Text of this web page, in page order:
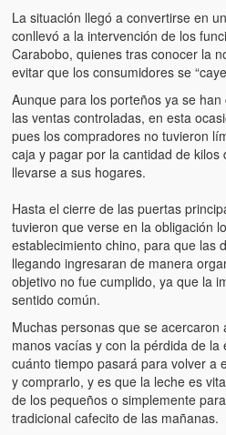
Radio Emisoras y canales de
de Chávez hasta el 2009
Victimas del 11 de abril de 2002
Víctimas del régimen dictatorial
poder hasta el 31 de diciembre
Víctimas inocentes de la
1992
¡¡¡Miserable traidor, mira a tu
your country!!!)
Fotos
Cuentos
Videos
Chistes
La situación llegó a convertirse en
conllevó a la intervención de los
Carabobo, quienes tras conocer la
evitar que los consumidores se
Aunque para los porteños ya se
las ventas controladas, en esta
pues los compradores no tuvieron
caja y pagar por la cantidad de kilos
llevarse a sus hogares.
Hasta el cierre de las puertas
tuvieron que verse en la obligación
establecimiento chino, para que las
llegando ingresaran de manera
objetivo no fue cumplido, ya que la
sentido común.
Muchas personas que se
manos vacías y con la pérdida de
cuánto tiempo pasará para volver a
y comprarlo, y es que la leche es
de los pequeños o simplemente
tradicional cafecito de las mañanas.